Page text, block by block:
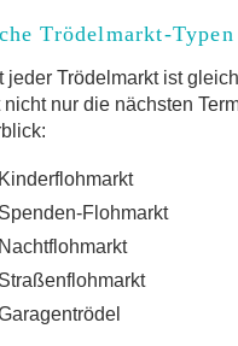
Trödelmarkt-
jeder Trödelmarkt ist
nicht nur die nächsten
Kinderflohmarkt
Spenden-Flohmarkt
Nachtflohmarkt
Straßenflohmarkt